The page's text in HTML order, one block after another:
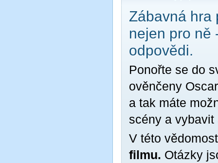
Zábavná hra
nejen pro ně
odpovědi.
Ponořte se do
ověnčeny
a tak máte
scény a
V této
filmu. Otázky